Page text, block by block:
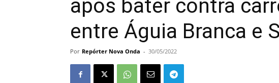
após bater contra
entre Águia Branca e
Por Repórter Nova Onda - 30/05/2022